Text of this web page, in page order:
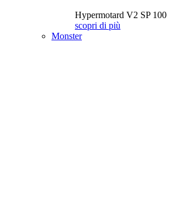
Hypermotard V2 SP 100
scopri di più
Monster